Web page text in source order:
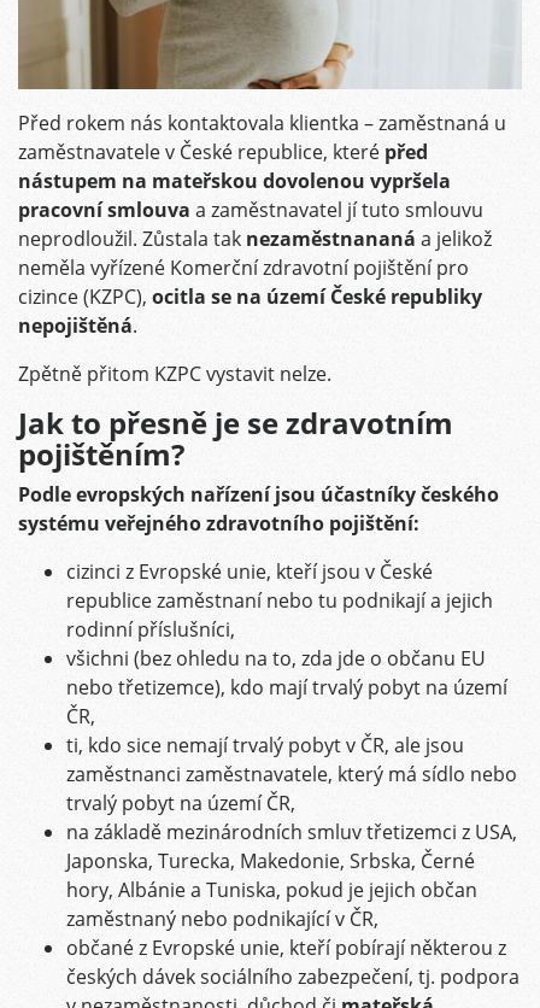
Před rokem nás kontaktovala klientka – zaměstnaná u
zaměstnavatele v České republice, které před
nástupem na mateřskou dovolenou vypršela
pracovní smlouva a zaměstnavatel jí tuto smlouvu
neprodloužil. Zůstala tak nezaměstnananá a jelikož
neměla vyřízené Komerční zdravotní pojištění pro
cizince (KZPC), ocitla se na území České republiky
nepojištěná.
Zpětně přitom KZPC vystavit nelze.
Jak to přesně je se zdravotním
pojištěním?
Podle evropských nařízení jsou účastníky českého
systému veřejného zdravotního pojištění:
cizinci z Evropské unie, kteří jsou v České
republice zaměstnaní nebo tu podnikají a jejich
rodinní příslušníci,
všichni (bez ohledu na to, zda jde o občanu EU
nebo třetizemce), kdo mají trvalý pobyt na území
ČR,
ti, kdo sice nemají trvalý pobyt v ČR, ale jsou
zaměstnanci zaměstnavatele, který má sídlo nebo
trvalý pobyt na území ČR,
na základě mezinárodních smluv třetizemci z USA,
Japonska, Turecka, Makedonie, Srbska, Černé
hory, Albánie a Tuniska, pokud je jejich občan
zaměstnaný nebo podnikající v ČR,
občané z Evropské unie, kteří pobírají některou z
českých dávek sociálního zabezpečení, tj. podpora